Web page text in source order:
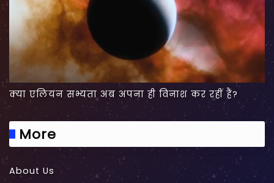
क्या एलियन सभ्यता अब अपना ही विनाश कर रहीं हैं?
More
About Us